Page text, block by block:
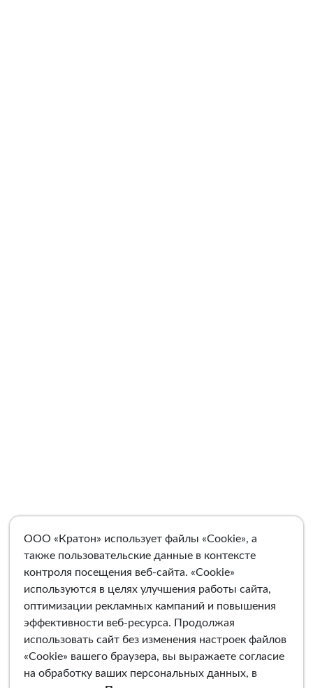
ООО «Кратон» использует файлы «Cookie», а
также пользовательские данные в контексте
контроля посещения веб-сайта. «Cookie»
используются в целях улучшения работы сайта,
оптимизации рекламных кампаний и повышения
эффективности веб-ресурса. Продолжая
использовать сайт без изменения настроек файлов
«Cookie» вашего браузера, вы выражаете согласие
на обработку ваших персональных данных, в